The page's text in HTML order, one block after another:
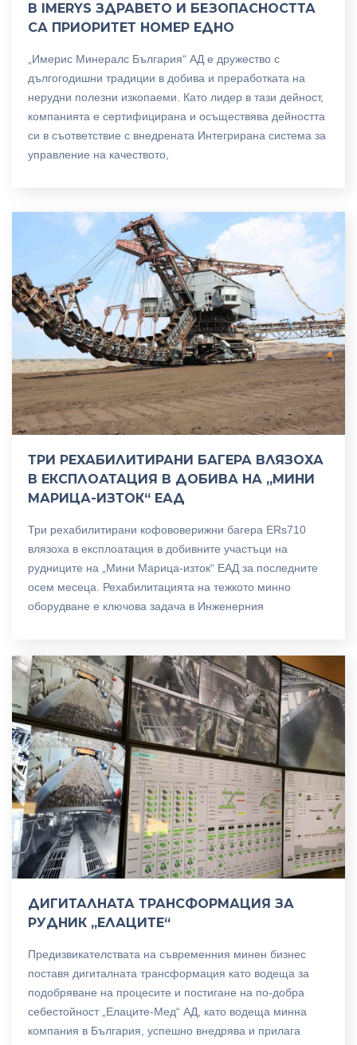
В IMERYS ЗДРАВЕТО И БЕЗОПАСНОСТТА
СА ПРИОРИТЕТ НОМЕР ЕДНО
„Имерис Минералс България“ АД е дружество с
дългогодишни традиции в добива и преработката на
нерудни полезни изкопаеми. Като лидер в тази дейност,
компанията е сертифицирана и осъществява дейността
си в съответствие с внедрената Интегрирана система за
управление на качеството,
ТРИ РЕХАБИЛИТИРАНИ БАГЕРА ВЛЯЗОХА
В ЕКСПЛОАТАЦИЯ В ДОБИВА НА „МИНИ
МАРИЦА-ИЗТОК“ ЕАД
Три рехабилитирани кофововерижни багера ERs710
влязоха в експлоатация в добивните участъци на
рудниците на „Мини Марица-изток“ ЕАД за последните
осем месеца. Рехабилитацията на тежкото минно
оборудване е ключова задача в Инженерния
ДИГИТАЛНАТА ТРАНСФОРМАЦИЯ ЗА
РУДНИК „ЕЛАЦИТЕ“
Предизвикателствата на съвременния минен бизнес
поставя дигиталната трансформация като водеща за
подобряване на процесите и постигане на по-добра
себестойност „Елаците-Мед“ АД, като водеща минна
компания в България, успешно внедрява и прилага